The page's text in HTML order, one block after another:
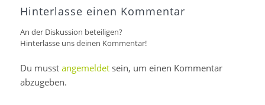
Hinterlasse einen Kommentar
An der Diskussion beteiligen?
Hinterlasse uns deinen Kommentar!
Du musst angemeldetsein, um einen Kommentar
abzugeben.